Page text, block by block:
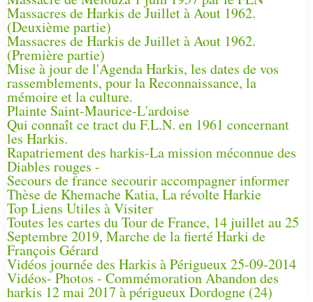
Massacres de Harkis de Juillet à Aout 1962.
(Deuxième partie)
Massacres de Harkis de Juillet à Aout 1962.
(Première partie)
Mise à jour de l'Agenda Harkis, les dates de vos
rassemblements, pour la Reconnaissance, la
mémoire et la culture.
Plainte Saint-Maurice-L'ardoise
Qui connaît ce tract du F.L.N. en 1961 concernant
les Harkis.
Rapatriement des harkis-La mission méconnue des
Diables rouges -
Secours de france secourir accompagner informer
Thèse de Khemache Katia, La révolte Harkie
Top Liens Utiles à Visiter
Toutes les cartes du Tour de France, 14 juillet au 25
Septembre 2019, Marche de la fierté Harki de
François Gérard
Vidéos journée des Harkis à Périgueux 25-09-2014
Vidéos- Photos - Commémoration Abandon des
harkis 12 mai 2017 à périgueux Dordogne (24)